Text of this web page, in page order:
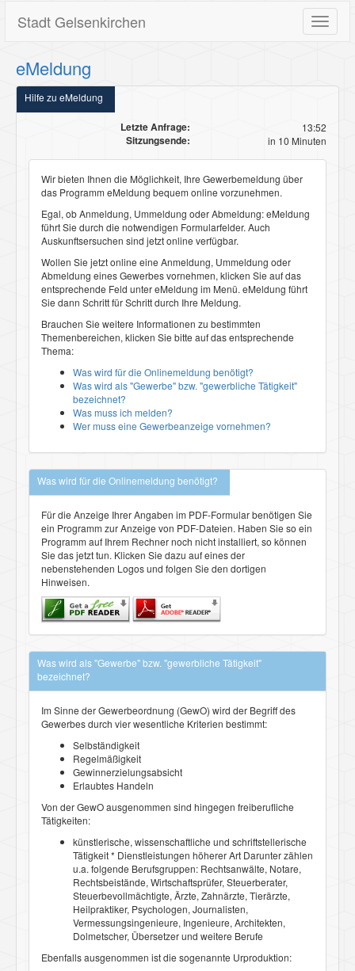
Toggle
Stadt Gelsenkirchen
eMeldung
Hilfe zu eMeldung
Letzte Anfrage: 13:52
Sitzungsende: in 10 Minuten
Wir bieten Ihnen die Möglichkeit, Ihre Gewerbemeldung über
das Programm eMeldung bequem online vorzunehmen.
Egal, ob Anmeldung, Ummeldung oder Abmeldung:eMeldung
führt Sie durch die notwendigen Formularfelder. Auch
Auskunftsersuchen sind jetzt online verfügbar.
Wollen Sie jetzt online eine Anmeldung, Ummeldung oder
Abmeldung eines Gewerbes vornehmen, klicken Sie auf das
entsprechende Feld untereMeldung im Menü. eMeldung führt
Sie dann Schritt für Schritt durch Ihre Meldung.
Brauchen Sie weitere Informationen zu bestimmten
Themenbereichen, klicken Sie bitte auf das entsprechende
Thema:
Was wird für die Onlinemeldung benötigt?
Was wird als "Gewerbe" bzw. "gewerbliche Tätigkeit"
bezeichnet?
Was muss ich melden?
Wer muss eine Gewerbeanzeige vornehmen?
Was wird für die Onlinemeldung benötigt?
Für die Anzeige Ihrer Angaben im PDF-Formular benötigen Sie
ein Programm zur Anzeige von PDF-Dateien. Haben Sie so ein
Programm auf Ihrem Rechner noch nicht installiert, so können
Sie das jetzt tun. Klicken Sie dazu auf eines der
nebenstehenden Logos und folgen Sie den dortigen
Hinweisen.
Was wird als "Gewerbe" bzw. "gewerbliche Tätigkeit"
bezeichnet?
Im Sinne der Gewerbeordnung (GewO) wird der Begriff des
Gewerbes durch vier wesentliche Kriterien bestimmt:
Selbständigkeit
Regelmäßigkeit
Gewinnerzielungsabsicht
Erlaubtes Handeln
Von der GewO ausgenommen sind hingegen freiberufliche
Tätigkeiten:
künstlerische, wissenschaftliche und schriftstellerische
Tätigkeit * Dienstleistungen höherer Art Darunter zählen
u.a. folgende Berufsgruppen: Rechtsanwälte, Notare,
Rechtsbeistände, Wirtschaftsprüfer, Steuerberater,
Steuerbevollmächtigte, Ärzte, Zahnärzte, Tierärzte,
Heilpraktiker, Psychologen, Journalisten,
Vermessungsingenieure, Ingenieure, Architekten,
Dolmetscher, Übersetzer und weitere Berufe
Ebenfalls ausgenommen ist die sogenannte Urproduktion: